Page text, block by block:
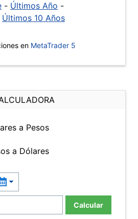
- Últimos Año -
Últimos 10 Años
en MetaTrader 5
a Pesos
a Dólares
Calcular